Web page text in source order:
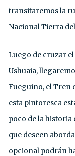
transitaremos la
Nacional Tierra
Luego de cruzar
Ushuaia,
Fueguino, el Tren
esta pintoresca
poco de la historia
que deseen
opcional podrán